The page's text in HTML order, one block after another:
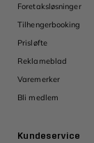
Foretaksløsninger
Tilhengerbooking
Prisløfte
Reklameblad
Varemerker
Bli medlem
Kundeservice